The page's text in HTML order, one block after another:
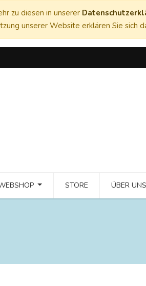
zu diesen in unserer
unserer Website erklären Sie sich
STORE ÜBER UNS